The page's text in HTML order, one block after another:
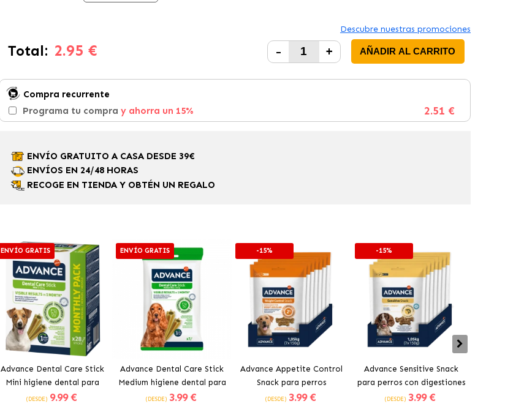
Descubre nuestras promociones
Total: 2.95 € - + AÑADIR AL CARRITO
Compra recurrente
Programa tu compra y ahorra un 15% 2.51 €
ENVÍO GRATUITO A CASA DESDE 39€
ENVÍOS EN 24/48 HORAS
RECOGE EN TIENDA Y OBTÉN UN REGALO
ENVÍO GRATIS
Advance Dental Care Stick
Mini higiene dental para
perros
(DESDE) 9.99 €
ENVÍO GRATIS
Advance Dental Care Stick
Medium higiene dental para
perros
(DESDE) 3.99 €
-15%
Advance Appetite Control
Snack para perros
(DESDE) 3.99 €
-15%
Advance Sensitive Snack
para perros con digestiones
sensibles
(DESDE) 3.99 €